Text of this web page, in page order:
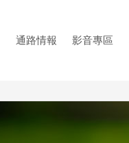
通路情報 影音專區